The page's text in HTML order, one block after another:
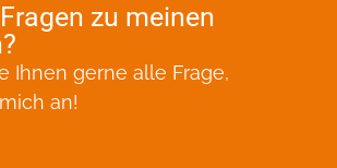
zu meinen
Ihnen gerne alle Frage,
an!